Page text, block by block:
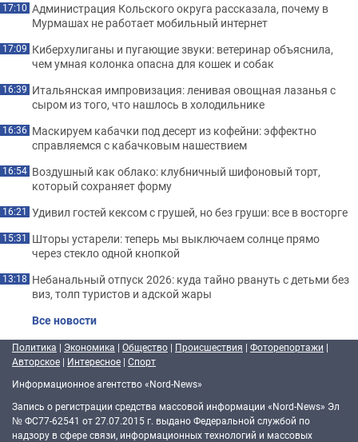
17:10 Администрация Кольского округа рассказала, почему в
Мурмашах не работает мобильный интернет
17:09 Киберхулиганы и пугающие звуки: ветеринар объяснила,
чем умная колонка опасна для кошек и собак
16:39 Итальянская импровизация: ленивая овощная лазанья с
сыром из того, что нашлось в холодильнике
16:36 Маскируем кабачки под десерт из кофейни: эффектно
справляемся с кабачковым нашествием
16:54 Воздушный как облако: клубничный шифоновый торт,
который сохраняет форму
16:21 Удивил гостей кексом с грушей, но без груши: все в восторге
15:31 Шторы устарели: теперь мы выключаем солнце прямо
через стекло одной кнопкой
13:18 Небанальный отпуск 2026: куда тайно рвануть с детьми без
виз, толп туристов и адской жары
Все новости
Политика | Экономика | Общество | Происшествия | Фоторепортажи |
Авторское | Интересное | Спорт
Информационное агентство «Nord-News»
Запись о регистрации средства массовой информации «Nord-News» Эл
№ ФС77-62541 от 27.07.2015 г. выдано Федеральной службой по
надзору в сфере связи, информационных технологий и массовых